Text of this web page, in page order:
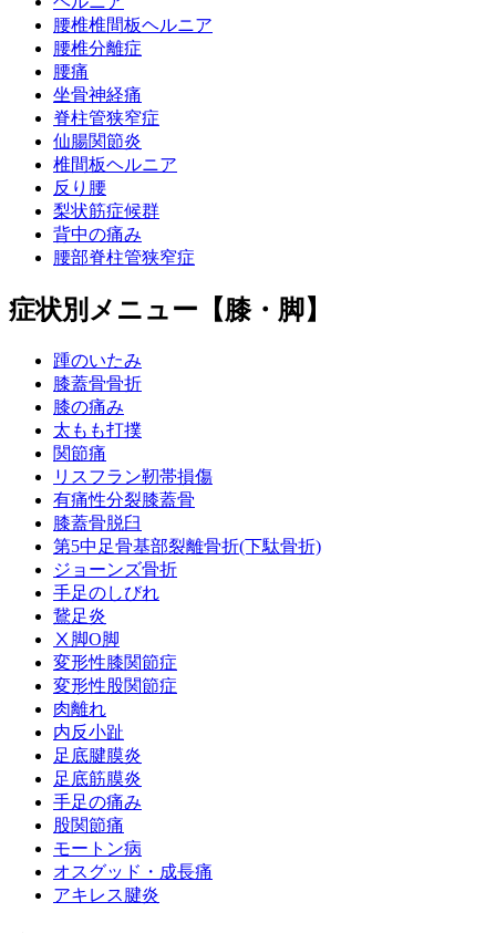
腰椎椎間板ヘルニア
腰椎分離症
腰痛
坐骨神経痛
脊柱管狭窄症
仙腸関節炎
椎間板ヘルニア
反り腰
梨状筋症候群
背中の痛み
腰部脊柱管狭窄症
症状別メニュー【膝・脚】
踵のいたみ
膝蓋骨骨折
膝の痛み
太もも打撲
関節痛
リスフラン靭帯損傷
有痛性分裂膝蓋骨
膝蓋骨脱臼
第5中足骨基部裂離骨折(下駄骨折)
ジョーンズ骨折
手足のしびれ
鵞足炎
Ⅹ脚O脚
変形性膝関節症
変形性股関節症
肉離れ
内反小趾
足底腱膜炎
足底筋膜炎
手足の痛み
股関節痛
モートン病
オスグッド・成長痛
アキレス腱炎